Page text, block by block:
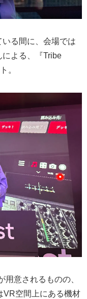
る間に、会場では
よる、『Tribe
。
意されるものの、
空間上にある機材